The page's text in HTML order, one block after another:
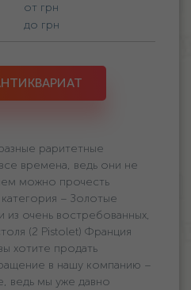
от грн
до грн
раритетные
времена, ведь они не
можно прочесть
– Золотые
очень востребованных,
(2 Pistolet) Франция
хотите продать
в нашу компанию –
ведь мы уже давно